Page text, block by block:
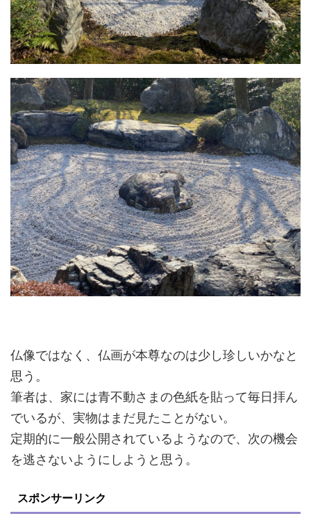
仏像ではなく、仏画が本尊なのは少し珍しいかなと
思う。
筆者は、家には青不動さまの色紙を貼って毎日拝ん
でいるが、実物はまだ見たことがない。
定期的に一般公開されているようなので、次の機会
を逃さないようにしようと思う。
スポンサーリンク